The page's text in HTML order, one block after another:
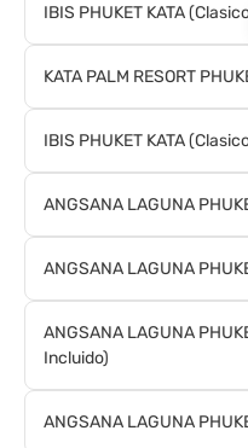
IBIS PHUKET KATA
KATA PALM RESORT
IBIS PHUKET KATA
ANGSANA LAGUNA
ANGSANA LAGUNA
ANGSANA LAGUNA
Incluido)
ANGSANA LAGUNA